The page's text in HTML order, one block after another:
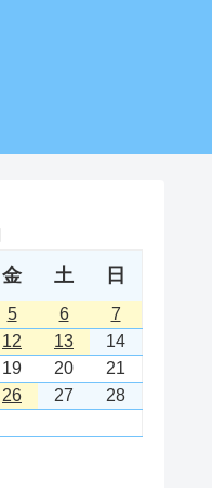
金 土 日
5 6
7
12 13
14
19 20
21
26 27
28